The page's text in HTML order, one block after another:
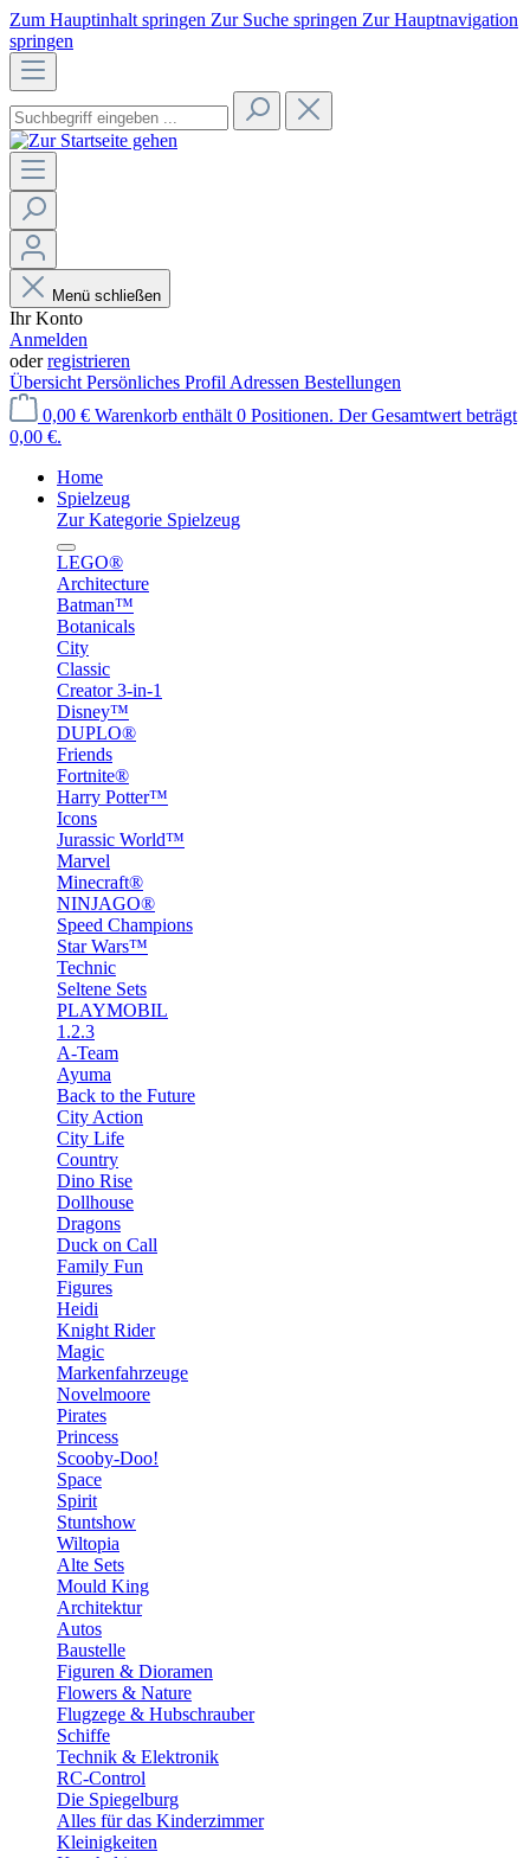
Zum Hauptinhalt springen Zur Suche springen Zur Hauptnavigation
springen
Menü schließen
Ihr Konto
Anmelden
oderregistrieren
Übersicht Persönliches Profil Adressen Bestellungen
0,00 € Warenkorb enthält 0 Positionen. Der Gesamtwert beträgt
0,00 €.
Home
Spielzeug
Zur Kategorie Spielzeug
LEGO®
Architecture
Batman™
Botanicals
City
Classic
Creator 3-in-1
Disney™
DUPLO®
Friends
Fortnite®
Harry Potter™
Icons
Jurassic World™
Marvel
Minecraft®
NINJAGO®
Speed Champions
Star Wars™
Technic
Seltene Sets
PLAYMOBIL
1.2.3
A-Team
Ayuma
Back to the Future
City Action
City Life
Country
Dino Rise
Dollhouse
Dragons
Duck on Call
Family Fun
Figures
Heidi
Knight Rider
Magic
Markenfahrzeuge
Novelmoore
Pirates
Princess
Scooby-Doo!
Space
Spirit
Stuntshow
Wiltopia
Alte Sets
Mould King
Architektur
Autos
Baustelle
Figuren & Dioramen
Flowers & Nature
Flugzege & Hubschrauber
Schiffe
Technik & Elektronik
RC-Control
Die Spiegelburg
Alles für das Kinderzimmer
Kleinigkeiten